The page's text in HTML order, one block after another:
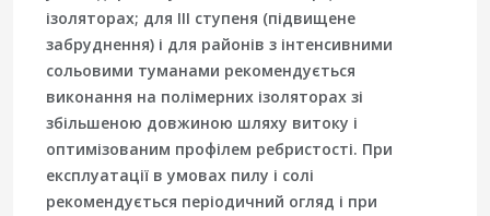
ізоляторах; для III ступеня (підвищене
забруднення) і для районів з інтенсивними
сольовими туманами рекомендується
виконання на полімерних ізоляторах зі
збільшеною довжиною шляху витоку і
оптимізованим профілем ребристості. При
експлуатації в умовах пилу і солі
рекомендується періодичний огляд і при